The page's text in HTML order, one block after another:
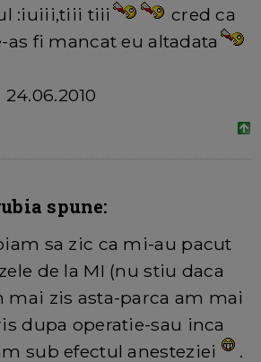
:iuiii,tiii tiii
cred ca
as fi mancat eu altadata
spune:
sa zic ca mi-au pacut
de la MI (nu stiu daca
mai zis asta-parca am mai
dupa operatie-sau inca
sub efectul anesteziei
.